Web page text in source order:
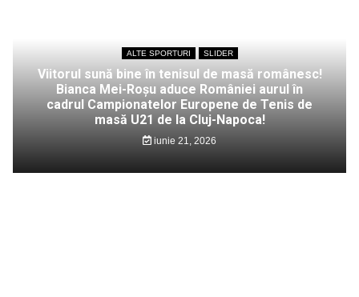
ALTE SPORTURI SLIDER
Viitorul sună bine în tenisul de masă românesc!
Bianca Mei-Roșu aduce României aurul în
cadrul Campionatelor Europene de Tenis de
masă U21 de la Cluj-Napoca!
iunie 21, 2026